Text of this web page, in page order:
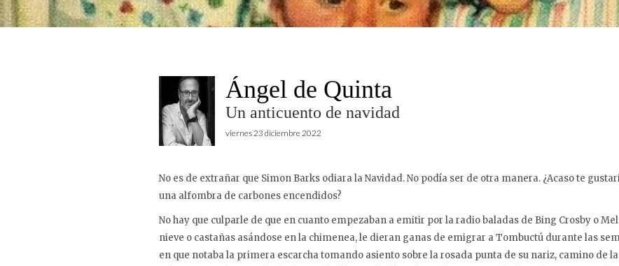
Ángel de Quinta
Un anticuento de navidad
viernes 23 diciembre 2022
No es de extrañar que Simon Barks odiara la Navidad. No podía ser de otra manera. ¿Acaso te
una alfombra de carbones encendidos?
No hay que culparle de que en cuanto empezaban a emitir por la radio baladas de Bing Crosby o
nieve o castañas asándose en la chimenea, le dieran ganas de emigrar a Tombuctú durante las
en que notaba la primera escarcha tomando asiento sobre la rosada punta de su nariz, camino de